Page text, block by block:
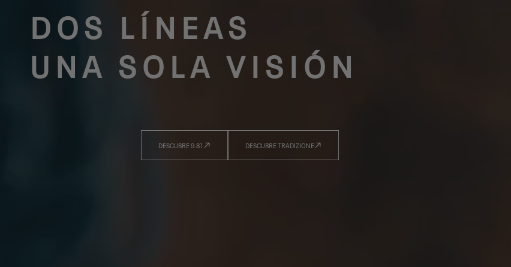
DOS LÍNEAS
UNA SOLA VISIÓN
DESCUBRE 9.81 DESCUBRE TRADIZIONE